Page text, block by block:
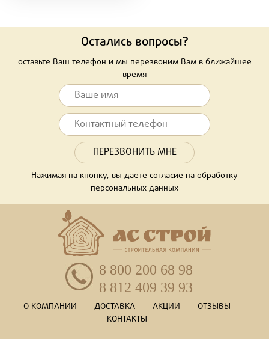
Остались вопросы?
оставьте Ваш телефон и мы перезвоним Вам в ближайшее
время
Нажимая на кнопку, вы даете согласие на обработку
персональных данных
8 800 200 68 98
8 812 409 39 93
О КОМПАНИИ ДОСТАВКА АКЦИИ
ОТЗЫВЫ
КОНТАКТЫ